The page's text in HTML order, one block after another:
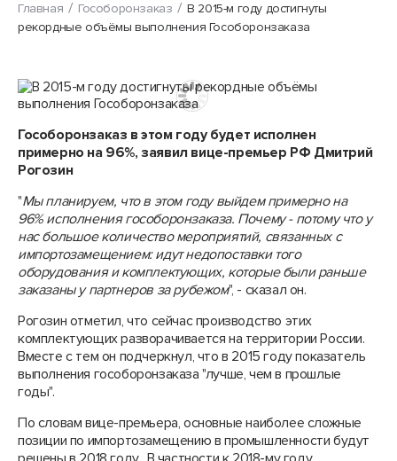
Главная Гособоронзаказ
В 2015-м году достигнуты
рекордные объёмы выполнения Гособоронзаказа
Гособоронзаказ в этом году будет исполнен
примерно на 96%, заявил вице-премьер РФ Дмитрий
Рогозин
"Мы планируем, что в этом году выйдем примерно на
96% исполнения гособоронзаказа. Почему - потому что у
нас большое количество мероприятий, связанных с
импортозамещением: идут недопоставки того
оборудования и комплектующих, которые были раньше
заказаны у партнеров за рубежом", - сказал он.
Рогозин отметил, что сейчас производство этих
комплектующих разворачивается на территории России.
Вместе с тем он подчеркнул, что в 2015 году показатель
выполнения гособоронзаказа "лучше, чем в прошлые
годы".
По словам вице-премьера, основные наиболее сложные
позиции по импортозамещению в промышленности будут